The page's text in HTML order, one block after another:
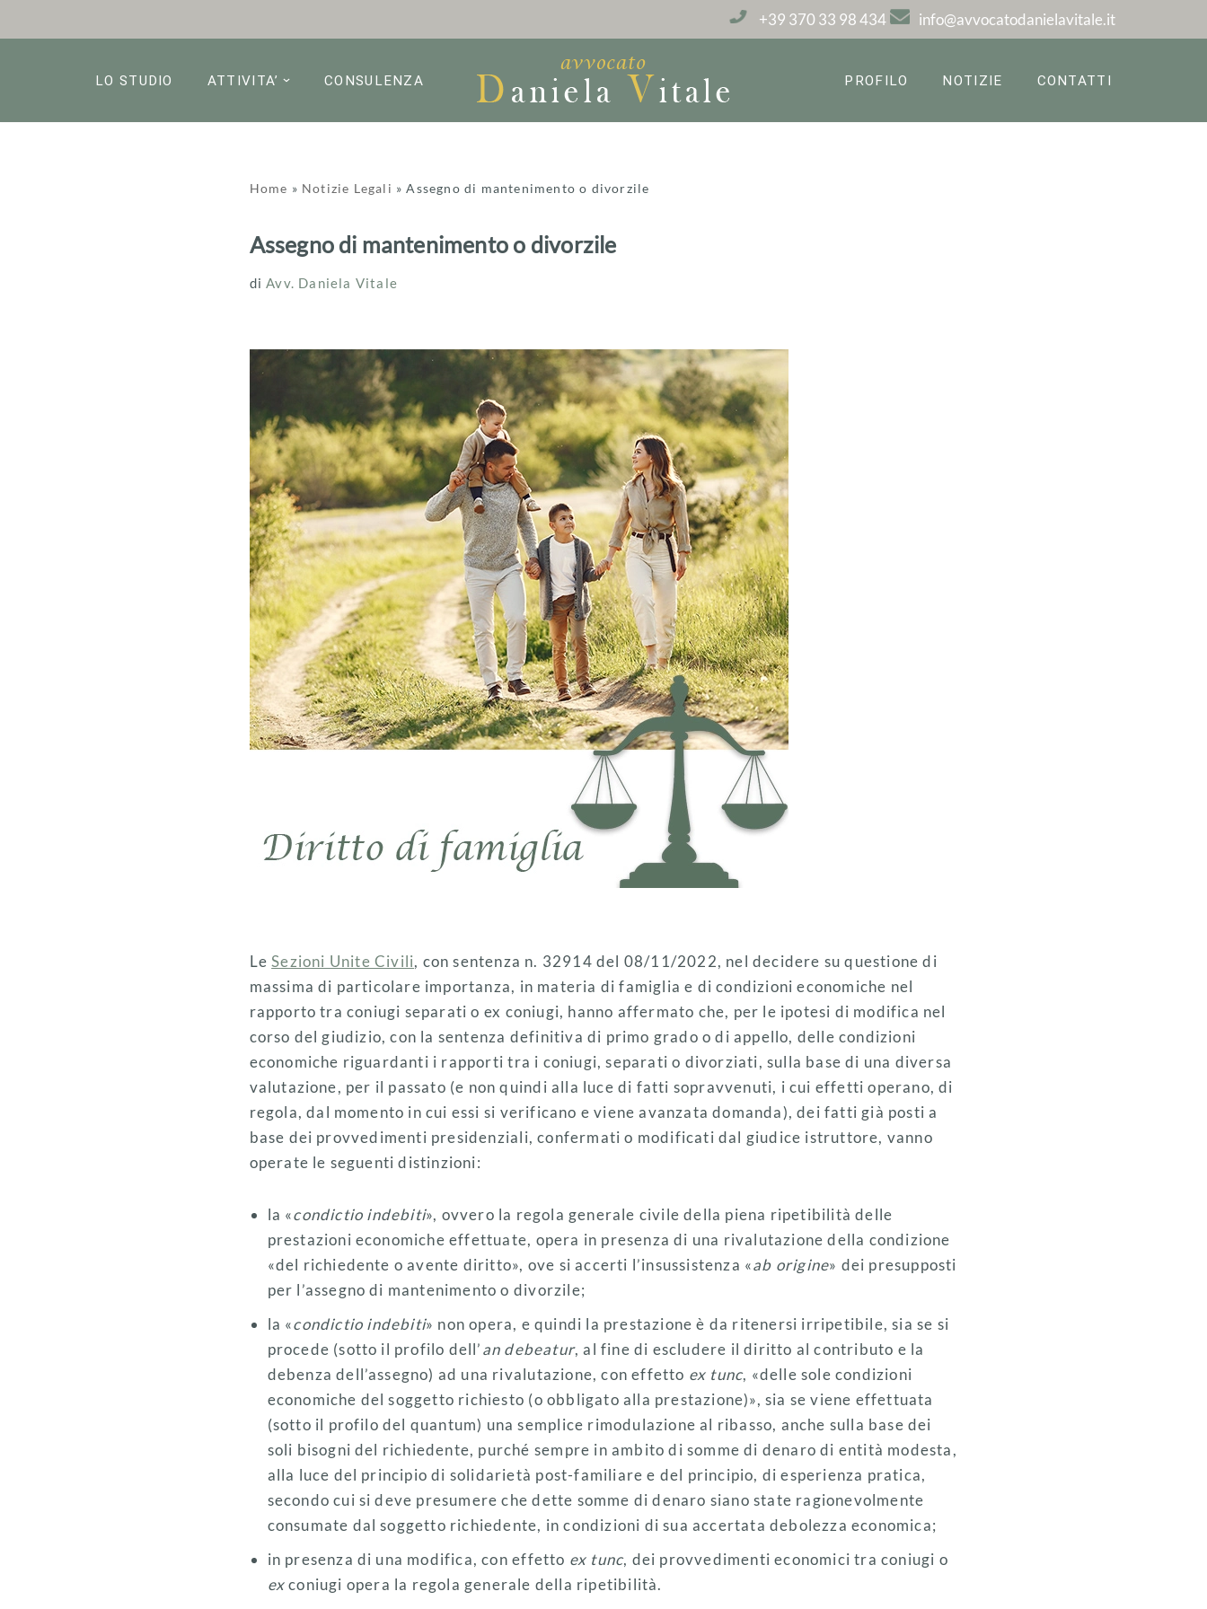
+39 370 33 98 434 info@avvocatodanielavitale.it
LO STUDIO ATTIVITA’ CONSULENZA PROFILO NOTIZIE CONTATTI
Home » Notizie Legali »Assegno di mantenimento o divorzile
Assegno di mantenimento o divorzile
diAvv. Daniela Vitale
LeSezioni Unite Civili, con sentenza n. 32914 del 08/11/2022, nel decidere su questione di
massima di particolare importanza, in materia di famiglia e di condizioni economiche nel
rapporto tra coniugi separati o ex coniugi, hanno affermato che, per le ipotesi di modifica nel
corso del giudizio, con la sentenza definitiva di primo grado o di appello, delle condizioni
economiche riguardanti i rapporti tra i coniugi, separati o divorziati, sulla base di una diversa
valutazione, per il passato (e non quindi alla luce di fatti sopravvenuti, i cui effetti operano, di
regola, dal momento in cui essi si verificano e viene avanzata domanda), dei fatti già posti a
base dei provvedimenti presidenziali, confermati o modificati dal giudice istruttore, vanno
operate le seguenti distinzioni:
la «condictio indebiti», ovvero la regola generale civile della piena ripetibilità delle
prestazioni economiche effettuate, opera in presenza di una rivalutazione della condizione
«del richiedente o avente diritto», ove si accerti l’insussistenza «ab origine» dei presupposti
per l’assegno di mantenimento o divorzile;
la «condictio indebiti» non opera, e quindi la prestazione è da ritenersi irripetibile, sia se si
procede (sotto il profilo dell’an debeatur, al fine di escludere il diritto al contributo e la
debenza dell’assegno) ad una rivalutazione, con effetto ex tunc, «delle sole condizioni
economiche del soggetto richiesto (o obbligato alla prestazione)», sia se viene effettuata
(sotto il profilo del quantum) una semplice rimodulazione al ribasso, anche sulla base dei
soli bisogni del richiedente, purché sempre in ambito di somme di denaro di entità modesta,
alla luce del principio di solidarietà post-familiare e del principio, di esperienza pratica,
secondo cui si deve presumere che dette somme di denaro siano state ragionevolmente
consumate dal soggetto richiedente, in condizioni di sua accertata debolezza economica;
in presenza di una modifica, con effetto ex tunc, dei provvedimenti economici tra coniugi o
exconiugi opera la regola generale della ripetibilità.